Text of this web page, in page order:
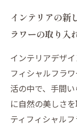
インテリアの新
ラワーの取り入
インテリアデザ
フィシャルフラ
活の中で、手間
に自然の美しさ
ティフィシャル